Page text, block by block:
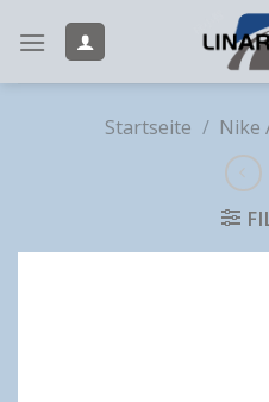
Startseite / Nike